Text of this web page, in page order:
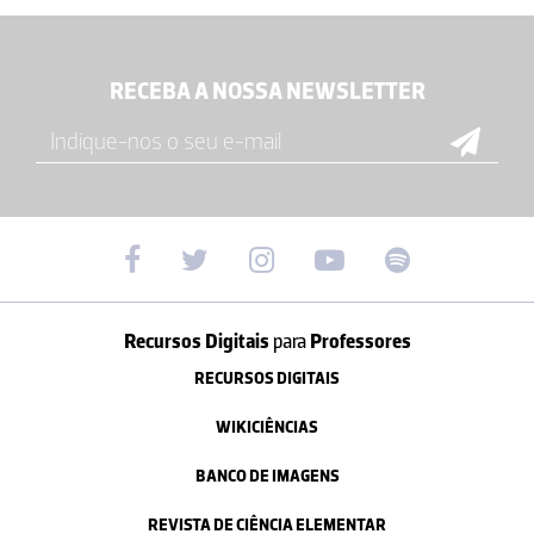
RECEBA A NOSSA NEWSLETTER
Recursos Digitais paraProfessores
RECURSOS DIGITAIS
WIKICIÊNCIAS
BANCO DE IMAGENS
REVISTA DE CIÊNCIA ELEMENTAR